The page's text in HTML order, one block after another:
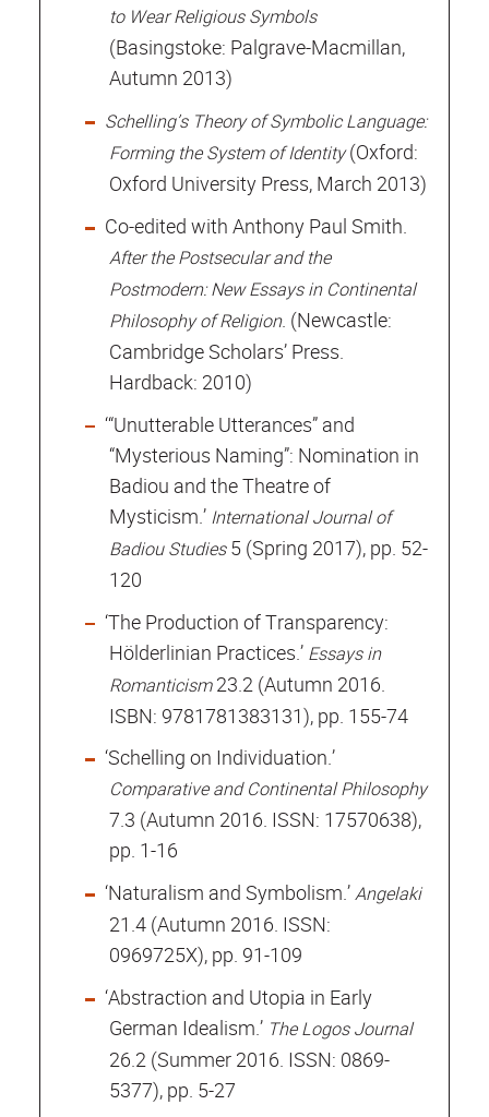
to Wear Religious Symbols
(Basingstoke: Palgrave-Macmillan,
Autumn 2013)
Schelling’s Theory of Symbolic Language:
Forming the System of Identity(Oxford:
Oxford University Press, March 2013)
Co-edited with Anthony Paul Smith.
After the Postsecular and the
Postmodern: New Essays in Continental
Philosophy of Religion. (Newcastle:
Cambridge Scholars’ Press.
Hardback: 2010)
‘“Unutterable Utterances” and
“Mysterious Naming”: Nomination in
Badiou and the Theatre of
Mysticism.’ International Journal of
Badiou Studies5 (Spring 2017), pp. 52-
120
‘The Production of Transparency:
Hölderlinian Practices.’ Essays in
Romanticism23.2 (Autumn 2016.
ISBN: 9781781383131), pp. 155-74
‘Schelling on Individuation.’
Comparative and Continental Philosophy
7.3 (Autumn 2016. ISSN: 17570638),
pp. 1-16
‘Naturalism and Symbolism.’Angelaki
21.4 (Autumn 2016. ISSN:
0969725X), pp. 91-109
‘Abstraction and Utopia in Early
German Idealism.’ The Logos Journal
26.2 (Summer 2016. ISSN: 0869-
5377), pp. 5-27